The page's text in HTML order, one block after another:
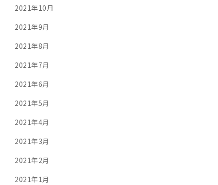
2021年10月
2021年9月
2021年8月
2021年7月
2021年6月
2021年5月
2021年4月
2021年3月
2021年2月
2021年1月